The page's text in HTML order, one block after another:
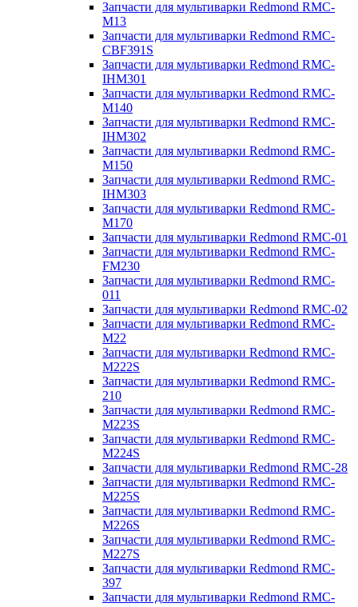
Запчасти для мультиварки Redmond RMC-
M13
Запчасти для мультиварки Redmond RMC-
CBF391S
Запчасти для мультиварки Redmond RMC-
IHM301
Запчасти для мультиварки Redmond RMC-
M140
Запчасти для мультиварки Redmond RMC-
IHM302
Запчасти для мультиварки Redmond RMC-
M150
Запчасти для мультиварки Redmond RMC-
IHM303
Запчасти для мультиварки Redmond RMC-
M170
Запчасти для мультиварки Redmond RMC-01
Запчасти для мультиварки Redmond RMC-
FM230
Запчасти для мультиварки Redmond RMC-
011
Запчасти для мультиварки Redmond RMC-02
Запчасти для мультиварки Redmond RMC-
M22
Запчасти для мультиварки Redmond RMC-
M222S
Запчасти для мультиварки Redmond RMC-
210
Запчасти для мультиварки Redmond RMC-
M223S
Запчасти для мультиварки Redmond RMC-
M224S
Запчасти для мультиварки Redmond RMC-28
Запчасти для мультиварки Redmond RMC-
M225S
Запчасти для мультиварки Redmond RMC-
M226S
Запчасти для мультиварки Redmond RMC-
M227S
Запчасти для мультиварки Redmond RMC-
397
Запчасти для мультиварки Redmond RMC-